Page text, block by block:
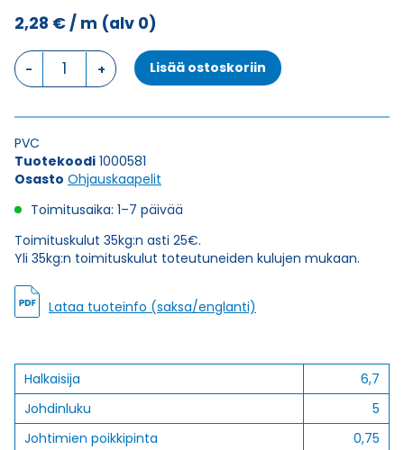
2,28 €/ m (alv 0)
Ohjauskaapeli
ÖPVC-
5G0,75
Lisää ostoskoriin
PVC
Tuotekoodi 1000581
Osasto Ohjauskaapelit
Toimitusaika: 1–7 päivää
Toimituskulut 35kg:n asti 25€.
Yli 35kg:n toimituskulut toteutuneiden kulujen mukaan.
Lataa tuoteinfo (saksa/englanti)
Halkaisija
6,7
Johdinluku
5
Johtimien poikkipinta
0,75